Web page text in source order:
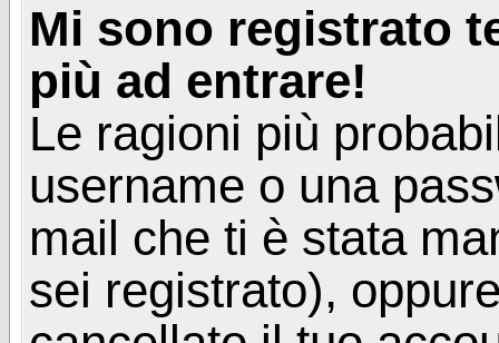
Mi sono registrato
più ad entrare!
Le ragioni più
username o una
mail che ti è stata
sei registrato),